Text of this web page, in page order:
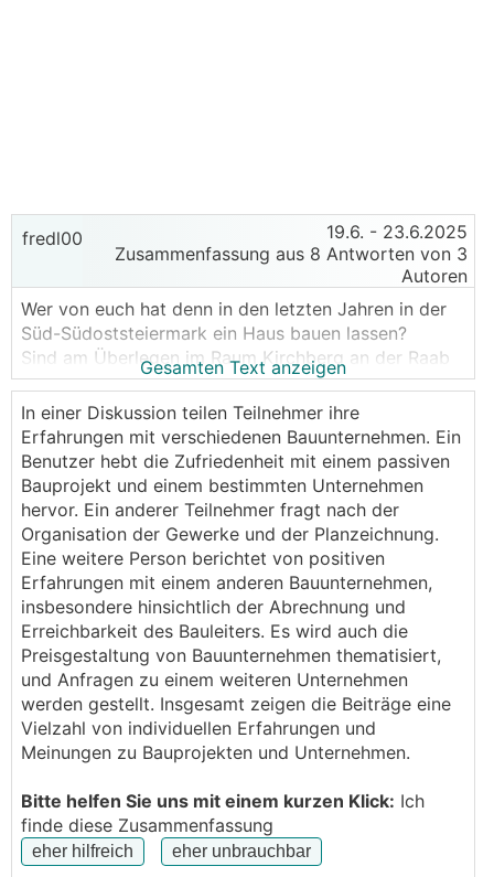
fredl00 19.6. - 23.6.2025
Zusammenfassung aus 8 Antworten von 3
Autoren
Wer von euch hat denn in den letzten Jahren in der
Süd-Südoststeiermark ein Haus bauen lassen?
Sind am Überlegen im Raum Kirchberg an der Raab
einen Zu-und Umbau zu errichten.
Könnt ihr mit mir vl eure Erfahrungen teilen,
bezüglich Preise (Vergleichspreise zwischen Firmen),
Bauqualität und Zuverlässgkeit.
Gerne auch per PN.....bräuchte eine Firma die vom
Preis-Leistungsverhältnis passt und wo ich selbst
nicht alle Gewerke selbst organisieren muss.
Danke euch!
Gesamten Text anzeigen
In einer Diskussion teilen Teilnehmer ihre
Erfahrungen mit verschiedenen Bauunternehmen. Ein
Benutzer hebt die Zufriedenheit mit einem passiven
Bauprojekt und einem bestimmten Unternehmen
hervor. Ein anderer Teilnehmer fragt nach der
Organisation der Gewerke und der Planzeichnung.
Eine weitere Person berichtet von positiven
Erfahrungen mit einem anderen Bauunternehmen,
insbesondere hinsichtlich der Abrechnung und
Erreichbarkeit des Bauleiters. Es wird auch die
Preisgestaltung von Bauunternehmen thematisiert,
und Anfragen zu einem weiteren Unternehmen
werden gestellt. Insgesamt zeigen die Beiträge eine
Vielzahl von individuellen Erfahrungen und
Meinungen zu Bauprojekten und Unternehmen.
Bitte helfen Sie uns mit einem kurzen Klick: Ich
finde diese Zusammenfassung